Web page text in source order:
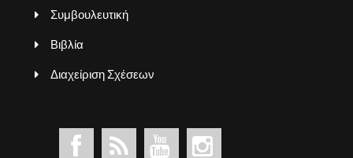
Συμβουλευτική
Βιβλία
Διαχείριση Σχέσεων